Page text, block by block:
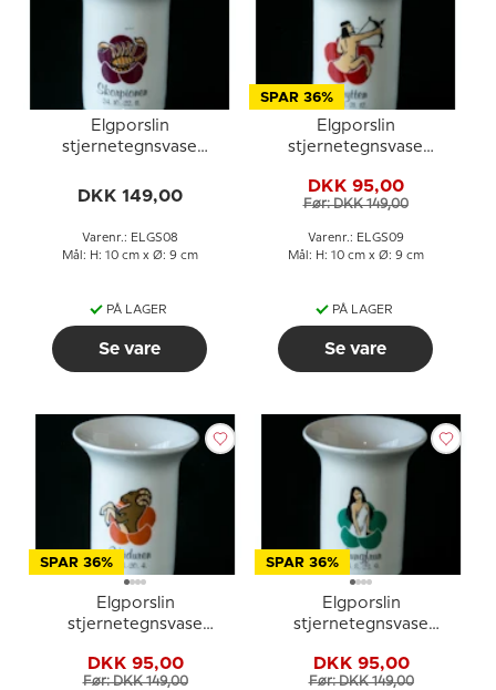
Elgporslin
stjernetegnsvase
DKK 149,00
Varenr.: ELGS08
Mål: H: 10 cm x Ø: 9 cm
PÅ LAGER
Se vare
SPAR 36%
Elgporslin
stjernetegnsvase
DKK 95,00
Før: DKK 149,00
Varenr.: ELGS09
Mål: H: 10 cm x Ø: 9 cm
PÅ LAGER
Se vare
SPAR 36%
Elgporslin
stjernetegnsvase
DKK 95,00
Før: DKK 149,00
SPAR 36%
Elgporslin
stjernetegnsvase
DKK 95,00
Før: DKK 149,00